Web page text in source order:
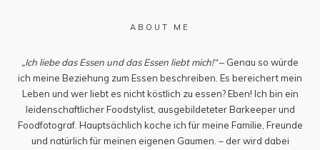
ABOUT ME
„Ich liebe das Essen und das Essen liebt mich!“– Genau so würde
ich meine Beziehung zum Essen beschreiben. Es bereichert mein
Leben und wer liebt es nicht köstlich zu essen? Eben! Ich bin ein
leidenschaftlicher Foodstylist, ausgebildeteter Barkeeper und
Foodfotograf. Hauptsächlich koche ich für meine Familie, Freunde
und natürlich für meinen eigenen Gaumen. – der wird dabei